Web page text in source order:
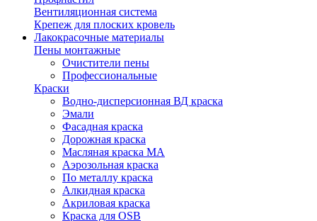
Вентиляционная система
Крепеж для плоских кровель
Лакокрасочные материалы
Пены монтажные
Очистители пены
Профессиональные
Краски
Водно-дисперсионная ВД краска
Эмали
Фасадная краска
Дорожная краска
Масляная краска МА
Аэрозольная краска
По металлу краска
Алкидная краска
Акриловая краска
Краска для OSB